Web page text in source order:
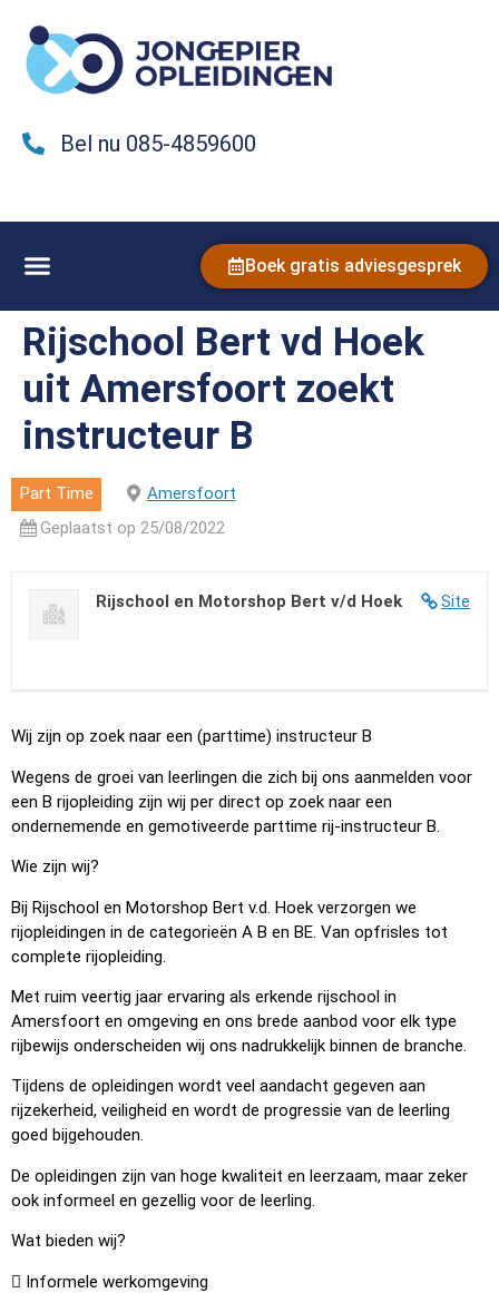
Bel nu 085-4859600
Boek gratis adviesgesprek
Rijschool Bert vd Hoek
uit Amersfoort zoekt
instructeur B
Part Time
Amersfoort
Geplaatst op 25/08/2022
Site
Rijschool en Motorshop Bert v/d Hoek
Wij zijn op zoek naar een (parttime) instructeur B
Wegens de groei van leerlingen die zich bij ons aanmelden voor
een B rijopleiding zijn wij per direct op zoek naar een
ondernemende en gemotiveerde parttime rij-instructeur B.
Wie zijn wij?
Bij Rijschool en Motorshop Bert v.d. Hoek verzorgen we
rijopleidingen in de categorieën A B en BE. Van opfrisles tot
complete rijopleiding.
Met ruim veertig jaar ervaring als erkende rijschool in
Amersfoort en omgeving en ons brede aanbod voor elk type
rijbewijs onderscheiden wij ons nadrukkelijk binnen de branche.
Tijdens de opleidingen wordt veel aandacht gegeven aan
rijzekerheid, veiligheid en wordt de progressie van de leerling
goed bijgehouden.
De opleidingen zijn van hoge kwaliteit en leerzaam, maar zeker
ook informeel en gezellig voor de leerling.
Wat bieden wij?
 Informele werkomgeving